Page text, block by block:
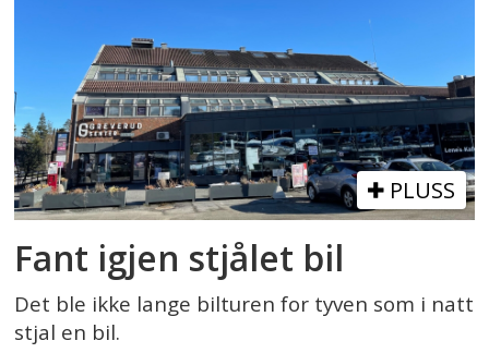
PLUSS
Fant igjen stjålet bil
Det ble ikke lange bilturen for tyven som i natt
stjal en bil.